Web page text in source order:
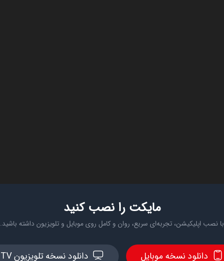
مایکت را نصب کنید
با نصب اپلیکیشن، تجربه‌ای سریع، روان و کامل روی موبایل و تلویزیون داشته باشید.
دانلود نسخه موبایل دانلود نسخه تلویزیون TV